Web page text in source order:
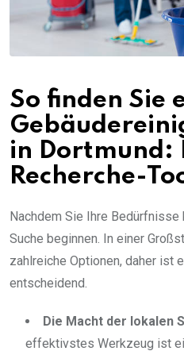
So finden Sie
in Dortmund:
Recherche-
Nachdem Sie Ihre Bedürfnisse
Suche beginnen. In einer
zahlreiche Optionen, daher ist
entscheidend.
Die Macht der lokalen
effektivstes Werkzeug ist